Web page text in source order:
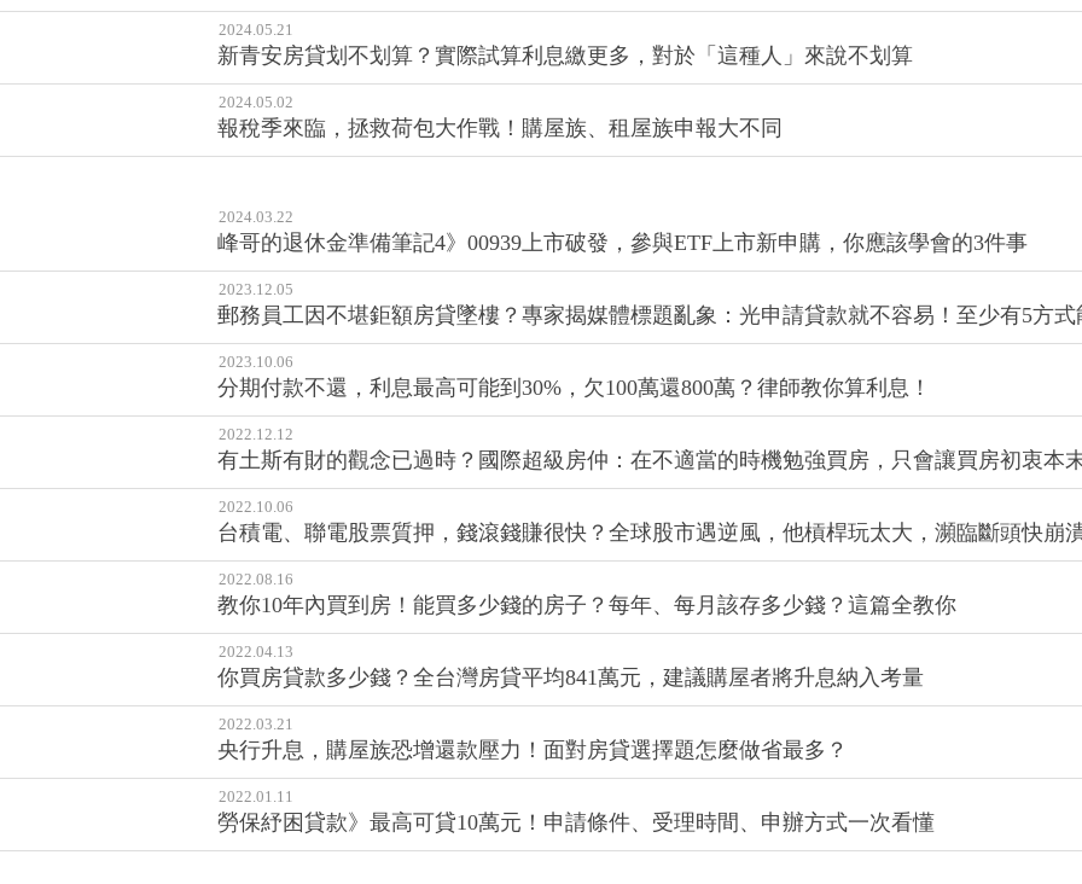
2024.05.21
新青安房貸划不划算？實際試算利息繳更多，對於「這種人」來說不划算
2024.05.02
報稅季來臨，拯救荷包大作戰！購屋族、租屋族申報大不同
2024.03.22
峰哥的退休金準備筆記4》00939上市破發，參與ETF上市新申購，你應該學會的3件事
2023.12.05
郵務員工因不堪鉅額房貸墜樓？專家揭媒體標題亂象：光申請貸款就不容易！至少有5方式
2023.10.06
分期付款不還，利息最高可能到30%，欠100萬還800萬？律師教你算利息！
2022.12.12
有土斯有財的觀念已過時？國際超級房仲：在不適當的時機勉強買房，只會讓買房初衷本
2022.10.06
台積電、聯電股票質押，錢滾錢賺很快？全球股市遇逆風，他槓桿玩太大，瀕臨斷頭快崩
2022.08.16
教你10年內買到房！能買多少錢的房子？每年、每月該存多少錢？這篇全教你
2022.04.13
你買房貸款多少錢？全台灣房貸平均841萬元，建議購屋者將升息納入考量
2022.03.21
央行升息，購屋族恐增還款壓力！面對房貸選擇題怎麼做省最多？
2022.01.11
勞保紓困貸款》最高可貸10萬元！申請條件、受理時間、申辦方式一次看懂